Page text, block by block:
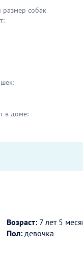
собак
в доме:
Возраст: 7 лет 5
Пол: девочка